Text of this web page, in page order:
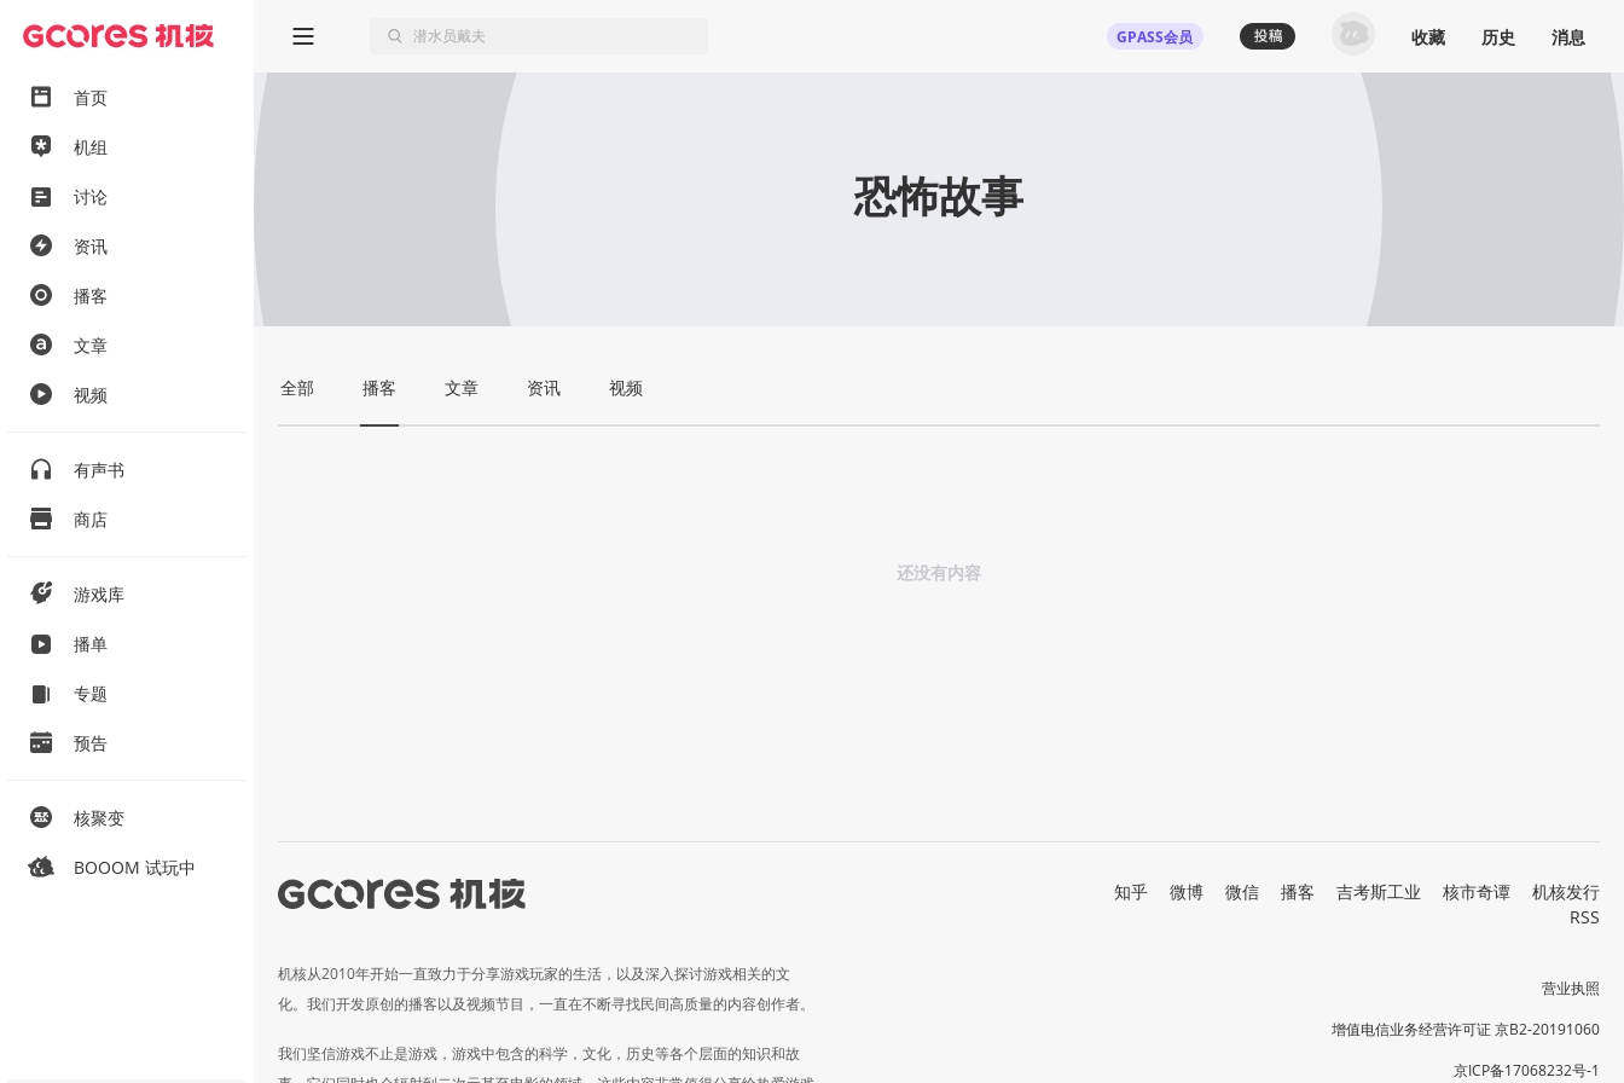
首页
机组
讨论
资讯
播客
文章
视频
有声书
商店
游戏库
播单
专题
预告
核聚变
BOOOM 试玩中
GPASS会员 收藏 历史 消息
恐怖故事
全部 播客 文章 资讯 视频
还没有内容
机核从2010年开始一直致力于分享游戏玩家的生活，以及深入探讨游戏相关的文
化。我们开发原创的播客以及视频节目，一直在不断寻找民间高质量的内容创作者。
我们坚信游戏不止是游戏，游戏中包含的科学，文化，历史等各个层面的知识和故
知乎 微博 微信 播客 吉考斯工业 核市奇谭
机核发行
RSS
营业执照
增值电信业务经营许可证 京B2-20191060
京ICP备17068232号-1